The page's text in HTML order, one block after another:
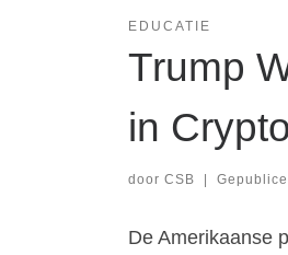
EDUCATIE
Trump
in
door CSB
De Amerikaanse